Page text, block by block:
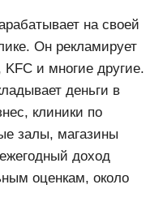
на своей
Он рекламирует
и многие другие.
деньги в
клиники по
залы, магазины
доход
оценкам, около